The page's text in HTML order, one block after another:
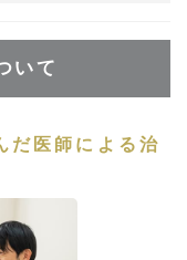
いて
だ医師による治